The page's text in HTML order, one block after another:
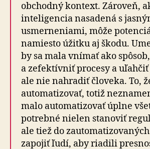
obchodný kontext. Zároveň,
inteligencia nasadená s
usmerneniami, môže
namiesto úžitku aj škodu.
by sa mala vnímať ako
a zefektívniť procesy a
ale nie nahradiť človeka. To,
auto­ma­ti­zovať, totiž
malo auto­ma­ti­zovať úplne
potrebné nielen stanoviť
ale tiež do
zapojiť ľudí, aby riadili